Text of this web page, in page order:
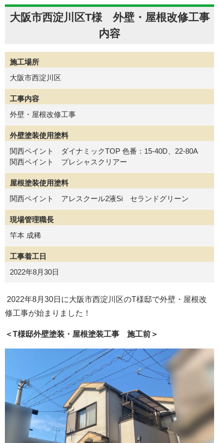
大阪市西淀川区T様 外壁・屋根改修工事
内容
施工場所
大阪市西淀川区
工事内容
外壁・屋根改修工事
外壁塗装使用塗料
関西ペイント ダイナミックTOP 色番：15-40D、22-80A
関西ペイント プレシャスクリアー
屋根塗装使用塗料
関西ペイント アレスクール2液Si セランドグリーン
現場管理職長
竿本 成稀
工事着工日
2022年8月30日
2022年8月30日に大阪市西淀川区のT様邸で外壁・屋根改
修工事が始まりました！
＜T様邸外壁塗装・屋根塗装工事 施工前＞